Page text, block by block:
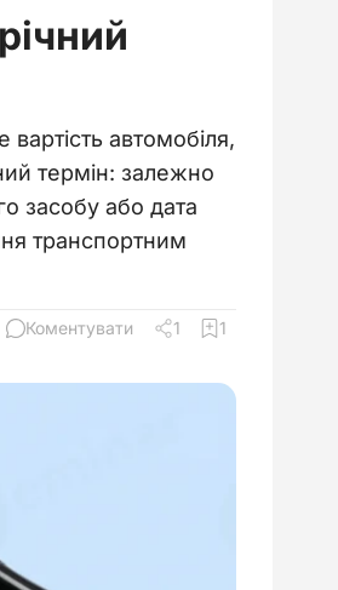
автомобіля,
термін: залежно
засобу або дата
транспортним
Коментувати 1 1